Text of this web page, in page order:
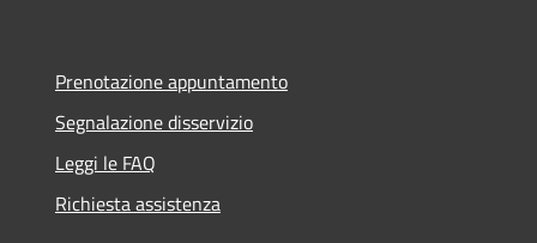
Prenotazione appuntamento
Segnalazione disservizio
Leggi le FAQ
Richiesta assistenza